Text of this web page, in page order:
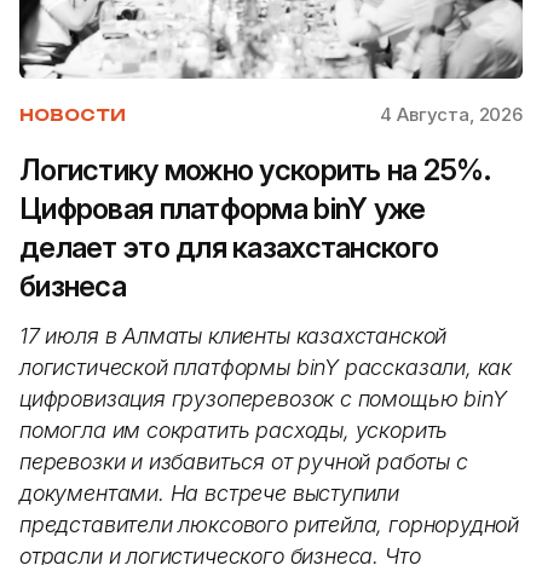
НОВОСТИ 4 Августа, 2026
Логистику можно ускорить на 25%.
Цифровая платформа binY уже
делает это для казахстанского
бизнеса
17 июля в Алматы клиенты казахстанской
логистической платформы binY рассказали, как
цифровизация грузоперевозок с помощью binY
помогла им сократить расходы, ускорить
перевозки и избавиться от ручной работы с
документами. На встрече выступили
представители люксового ритейла, горнорудной
отрасли и логистического бизнеса. Что